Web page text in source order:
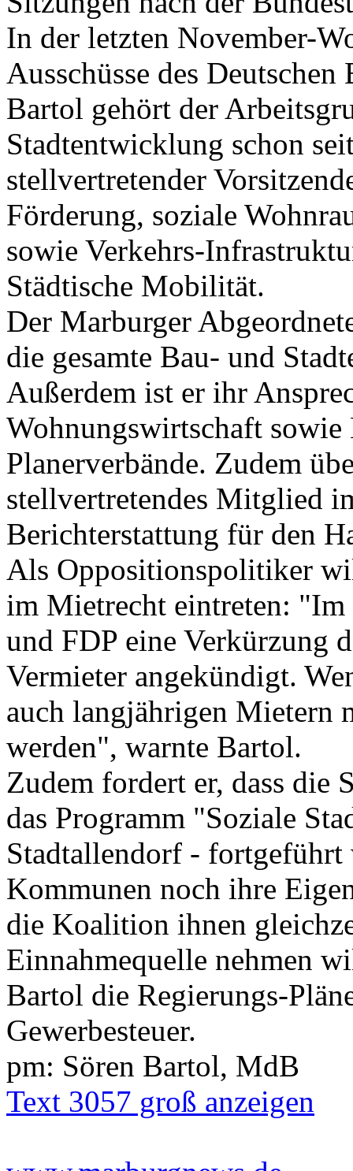
In der letzten November-
Ausschüsse des
Bartol gehört der
Stadtentwicklung schon
stellvertretender
Förderung, soziale
sowie Verkehrs-
Städtische Mobilität.
Der Marburger
die gesamte Bau- und
Außerdem ist er ihr
Wohnungswirtschaft
Planerverbände. Zudem
stellvertretendes Mitglied
Berichterstattung für den
Als Oppositionspolitiker
im Mietrecht eintreten:
und FDP eine Verkürzung
Vermieter angekündigt.
auch langjährigen Mietern
werden", warnte Bartol.
Zudem fordert er, dass die
das Programm "Soziale
Stadtallendorf -
Kommunen noch ihre
die Koalition ihnen
Einnahmequelle nehmen
Bartol die Regierungs-
Gewerbesteuer.
pm: Sören Bartol, MdB
Text 3057 groß anzeigen